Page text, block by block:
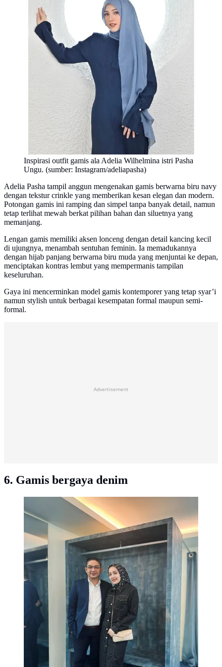
Inspirasi outfit gamis ala Adelia Wilhelmina istri Pasha
Ungu. (sumber: Instagram/adeliapasha)
Adelia Pasha tampil anggun mengenakan gamis berwarna biru navy
dengan tekstur crinkle yang memberikan kesan elegan dan modern.
Potongan gamis ini ramping dan simpel tanpa banyak detail, namun
tetap terlihat mewah berkat pilihan bahan dan siluetnya yang
memanjang.
Lengan gamis memiliki aksen lonceng dengan detail kancing kecil
di ujungnya, menambah sentuhan feminin. Ia memadukannya
dengan hijab panjang berwarna biru muda yang menjuntai ke depan,
menciptakan kontras lembut yang mempermanis tampilan
keseluruhan.
Gaya ini mencerminkan model gamis kontemporer yang tetap syar’i
namun stylish untuk berbagai kesempatan formal maupun semi-
formal.
Advertisement
6. Gamis bergaya denim